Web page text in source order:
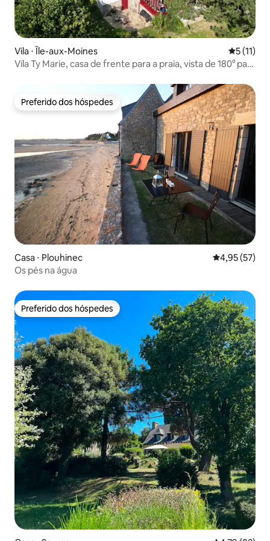
Vila ⋅ Île-aux-Moines 5 de uma
5 (11)
Vila Ty Marie, casa de frente para a praia, vista de 180° para
Preferido dos hóspedes
Preferido dos hóspedes
Casa ⋅ Plouhinec 4,95 de uma
4,95 (57)
Os pés na água
Preferido dos hóspedes
Preferido dos hóspedes